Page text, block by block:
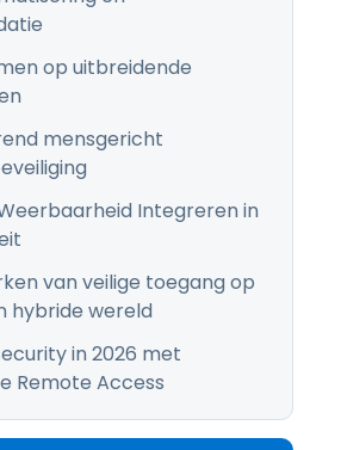
op uitbreidende
mensgericht
Integreren in
van veilige toegang op
hybride wereld
in 2026 met
Remote Access